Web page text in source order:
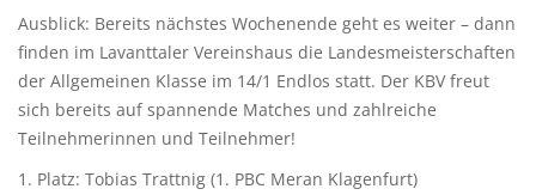
Ausblick: Bereits nächstes Wochenende geht es weiter – dann
finden im Lavanttaler Vereinshaus die Landesmeisterschaften
der Allgemeinen Klasse im 14/1 Endlos statt. Der KBV freut
sich bereits auf spannende Matches und zahlreiche
Teilnehmerinnen und Teilnehmer!
1. Platz: Tobias Trattnig (1. PBC Meran Klagenfurt)